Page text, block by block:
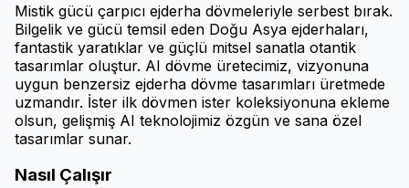
Mistik gücü çarpıcı ejderha dövmeleriyle serbest bırak.
Bilgelik ve gücü temsil eden Doğu Asya ejderhaları,
fantastik yaratıklar ve güçlü mitsel sanatla otantik
tasarımlar oluştur. AI dövme üretecimiz, vizyonuna
uygun benzersiz ejderha dövme tasarımları üretmede
uzmandır. İster ilk dövmen ister koleksiyonuna ekleme
olsun, gelişmiş AI teknolojimiz özgün ve sana özel
tasarımlar sunar.
Nasıl Çalışır